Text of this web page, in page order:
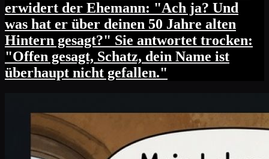
erwidert der Ehemann: "Ach ja? Und
was hat er über deinen 50 Jahre alten
Hintern gesagt?" Sie antwortet trocken:
"Offen gesagt, Schatz, dein Name ist
überhaupt nicht gefallen."